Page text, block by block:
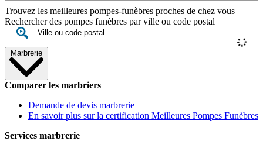
Trouvez les meilleures pompes-funèbres proches de chez vous
Rechercher des pompes funèbres par ville ou code postal
Marbrerie
Comparer les marbriers
Demande de devis marbrerie
En savoir plus sur la certification Meilleures Pompes Funèbres
Services marbrerie